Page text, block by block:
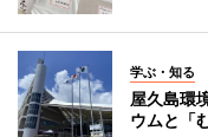
学ぶ・知る
屋久島環
ウムと「